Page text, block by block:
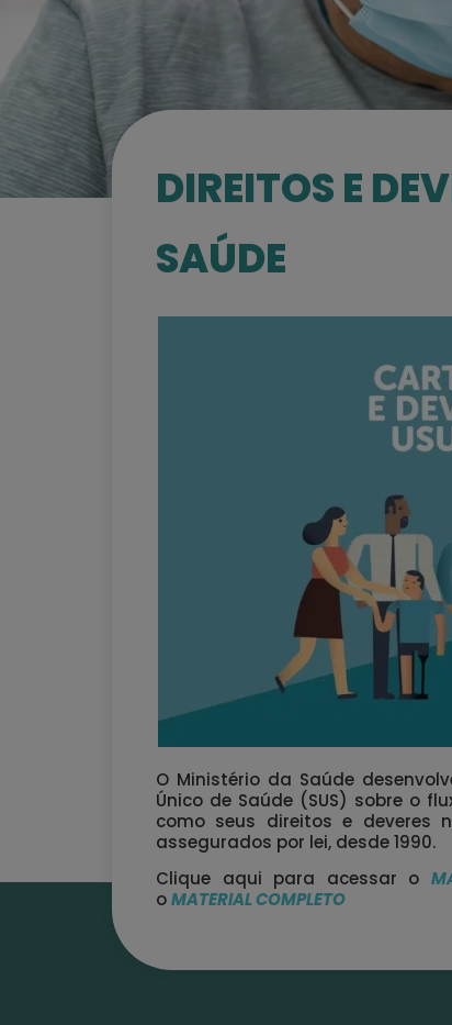
DIREITOS E
SAÚDE
O Ministério da Saúde
Único de Saúde (SUS) sobre o
como seus direitos e deveres
assegurados por lei, desde 1990.
Clique aqui para acessar o
oMATERIAL COMPLETO